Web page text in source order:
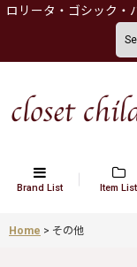
ロリータ・ゴシック・
Brand List Item List
Home > その他